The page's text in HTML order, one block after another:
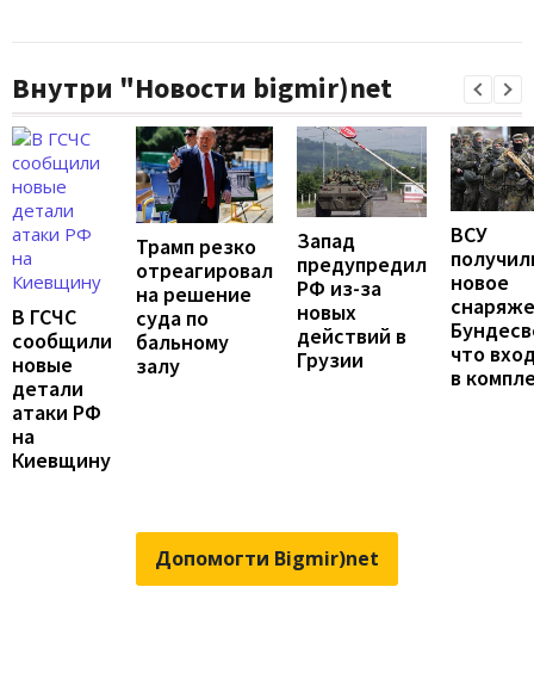
Внутри "Новости bigmir)net
В ГСЧС
сообщили
новые
детали
атаки РФ
на
Киевщину
Трамп резко
отреагировал
на решение
суда по
бальному
залу
Запад
предупредил
РФ из-за
новых
действий в
Грузии
ВСУ
новое
что
в
Допомогти Bigmir)net